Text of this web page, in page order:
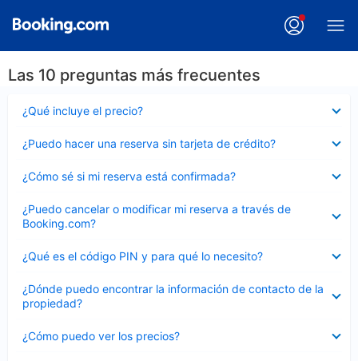
Las 10 preguntas más frecuentes
¿Qué incluye el precio?
cerrado
¿Puedo hacer una reserva sin tarjeta de crédito?
cerrado
¿Cómo sé si mi reserva está confirmada?
cerrado
¿Puedo cancelar o modificar mi reserva a través de
Booking.com?
cerrado
¿Qué es el código PIN y para qué lo necesito?
cerrado
¿Dónde puedo encontrar la información de contacto de la
propiedad?
cerrado
¿Cómo puedo ver los precios?
cerrado